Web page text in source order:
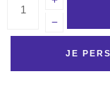
JE